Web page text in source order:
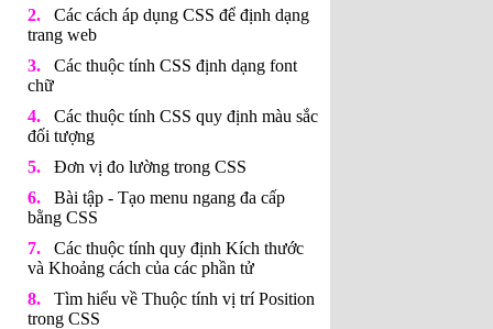
Các cách áp dụng CSS để định dạng
trang web
Các thuộc tính CSS định dạng font
chữ
Các thuộc tính CSS quy định màu sắc
đối tượng
Đơn vị đo lường trong CSS
Bài tập - Tạo menu ngang đa cấp
bằng CSS
Các thuộc tính quy định Kích thước
và Khoảng cách của các phần tử
Tìm hiểu về Thuộc tính vị trí Position
trong CSS